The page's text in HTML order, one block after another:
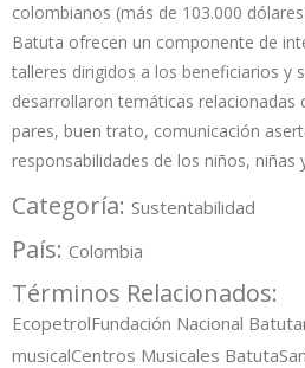
colombianos (más de 103.000
Batuta ofrecen un componente de
talleres dirigidos a los beneficiarios y
desarrollaron temáticas relacionadas
pares, buen trato, comunicación
responsabilidades de los niños, niñas
Categoría: Sustentabilidad
País: Colombia
Términos Relacionados:
EcopetrolFundación Nacional Batuta
musicalCentros Musicales Batuta